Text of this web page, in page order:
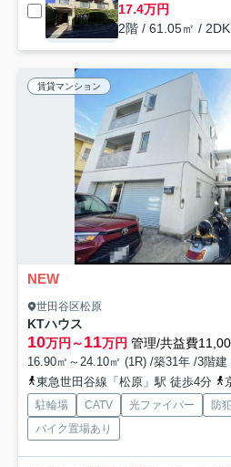
17.4万円
2階 / 61.05㎡ / 2DK
賃貸マンション
NEW
世田谷区松原
KTハウス
10万円～11万円 管理/共益費
16.90㎡～24.10㎡ (1R) /築31年 /3階建
東急世田谷線「松原」駅 徒歩4分
駐輪場 CATV 光ファイバー 防
バイク置場あり